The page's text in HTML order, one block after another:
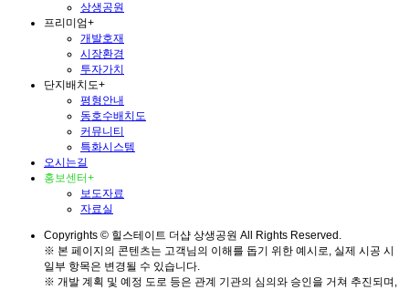
상생공원
프리미엄+
개발호재
시장환경
투자가치
단지배치도+
평형안내
동호수배치도
커뮤니티
특화시스템
오시는길
홍보센터+
보도자료
자료실
Copyrights © 힐스테이트 더샵 상생공원 All Rights Reserved.
※ 본 페이지의 콘텐츠는 고객님의 이해를 돕기 위한 예시로, 실제 시공 시
일부 항목은 변경될 수 있습니다.
※ 개발 계획 및 예정 도로 등은 관계 기관의 심의와 승인을 거쳐 추진되며,